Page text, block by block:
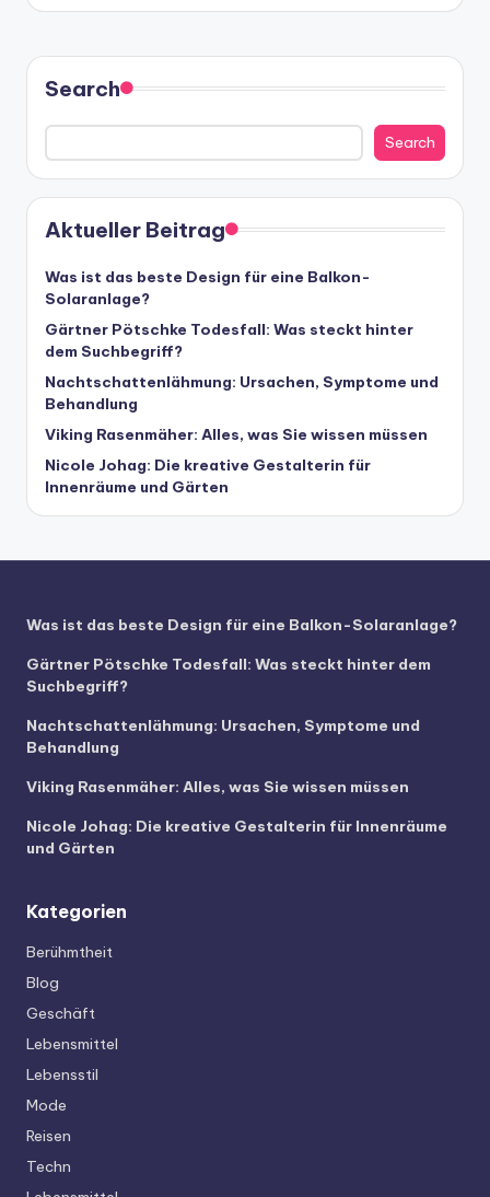
Search
Search
Aktueller Beitrag
Was ist das beste Design für eine Balkon-
Solaranlage?
Gärtner Pötschke Todesfall: Was steckt hinter
dem Suchbegriff?
Nachtschattenlähmung: Ursachen, Symptome und
Behandlung
Viking Rasenmäher: Alles, was Sie wissen müssen
Nicole Johag: Die kreative Gestalterin für
Innenräume und Gärten
Was ist das beste Design für eine Balkon-Solaranlage?
Gärtner Pötschke Todesfall: Was steckt hinter dem
Suchbegriff?
Nachtschattenlähmung: Ursachen, Symptome und
Behandlung
Viking Rasenmäher: Alles, was Sie wissen müssen
Nicole Johag: Die kreative Gestalterin für Innenräume
und Gärten
Kategorien
Berühmtheit
Blog
Geschäft
Lebensmittel
Lebensstil
Mode
Reisen
Techn